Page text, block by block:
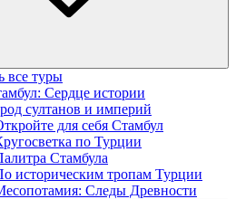
все туры
Сердце истории
султанов и империй
для себя Стамбул
по Турции
Стамбула
историческим тропам Турции
Следы Древности